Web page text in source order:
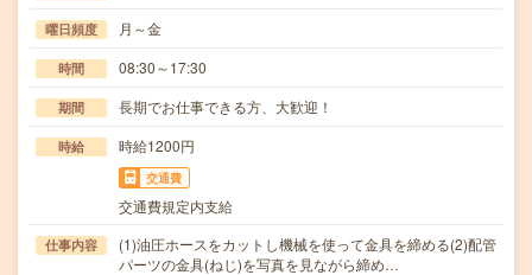
曜日頻度 月～金
時間 08:30～17:30
期間 長期でお仕事できる方、大歓迎！
時給 時給1200円
交通費
交通費規定内支給
仕事内容
(1)油圧ホースをカットし機械を使って金具を締める(2)配管
パーツの金具(ねじ)を写真を見ながら締め…